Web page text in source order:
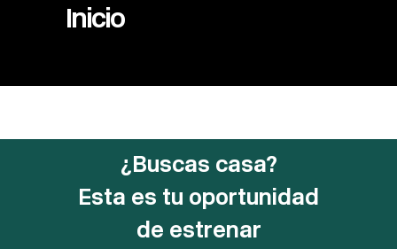
Inicio
¿Buscas casa?
Esta es tu oportunidad
de estrenar